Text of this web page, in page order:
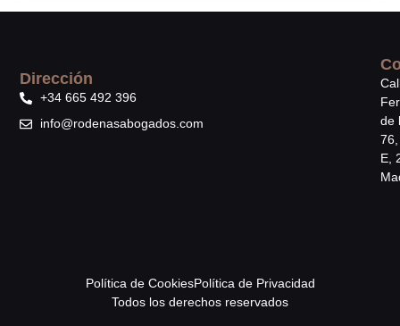
de
E,
Dirección
+34 665 492 396
info@rodenasabogados.com
Política de CookiesPolítica de Privacidad
Todos los derechos reservados